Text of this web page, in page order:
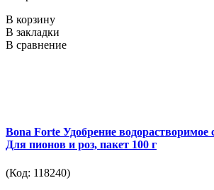
В корзину
В закладки
В сравнение
Bona Forte Удобрение водорастворимое
Для пионов и роз, пакет 100 г
(Код: 118240)